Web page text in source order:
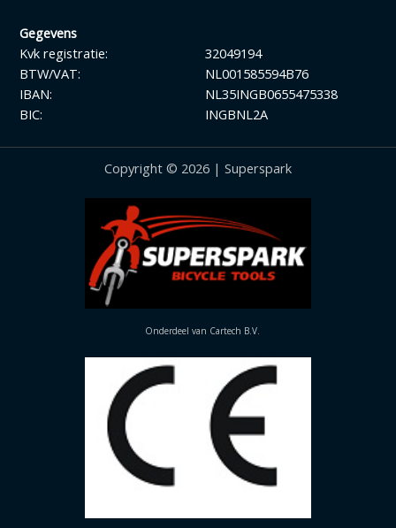
Gegevens
Kvk registratie:
BTW/VAT:
IBAN:
BIC:
32049194
NL001585594B76
NL35INGB0655475338
INGBNL2A
Copyright © 2026 | Superspark
Onderdeel van Cartech B.V.